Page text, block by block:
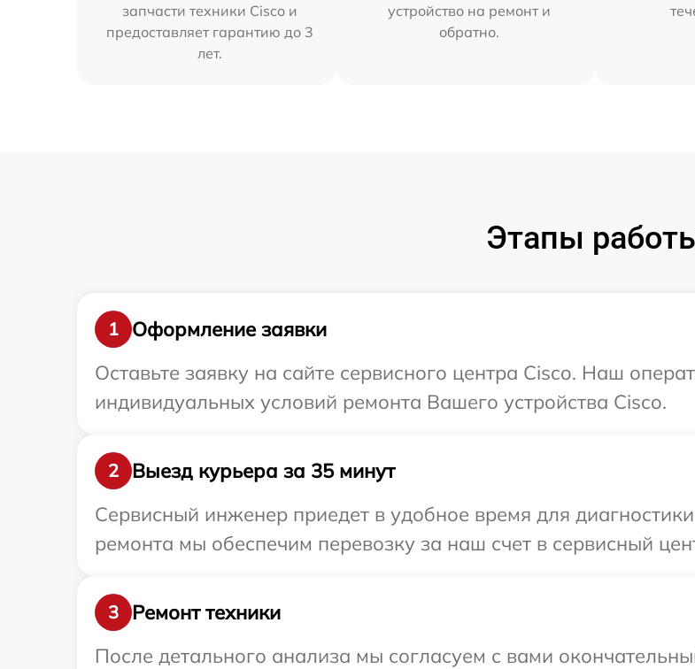
запчасти техники Cisco и
предоставляет гарантию до 3
лет.
устройство на ремонт и
обратно.
Этапы
1
Оформление заявки
Оставьте заявку на сайте сервисного центра Cisco. Наш
индивидуальных условий ремонта Вашего устройства Cisco.
2
Выезд курьера за 35 минут
Сервисный инженер приедет в удобное время для
ремонта мы обеспечим перевозку за наш счет в сервисный
3
Ремонт техники
После детального анализа мы согласуем с вами